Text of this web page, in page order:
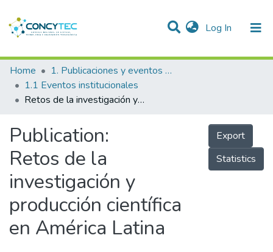
Log In (current)
Communities & Collections
Research Outputs
People
Statistics
Home
1. Publicaciones y eventos institucionales
1.1 Eventos institucionales
Retos de la investigación y producción científica en América Latina
Publication:
Retos de la
investigación y
producción científica
en América Latina
Export
Statistics